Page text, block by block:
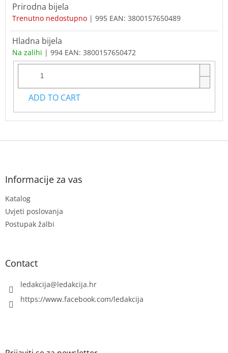
Prirodna bijela
Trenutno nedostupno | 995 EAN: 3800157650489
Hladna bijela
Na zalihi | 994 EAN: 3800157650472
ADD TO CART
F
Informacije za vas
Katalog
Uvjeti poslovanja
Postupak žalbi
Contact
ledakcija@ledakcija.hr
https://www.facebook.com/ledakcija